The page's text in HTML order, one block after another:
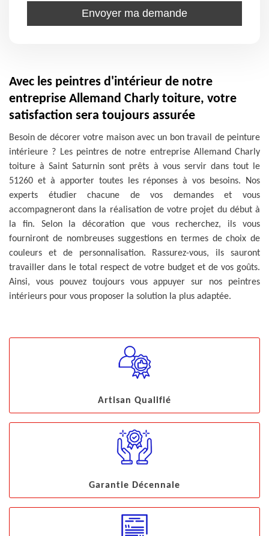
Avec les peintres d'intérieur de notre
entreprise Allemand Charly toiture, votre
satisfaction sera toujours assurée
Besoin de décorer votre maison avec un bon travail de peinture
intérieure ? Les peintres de notre entreprise Allemand Charly
toiture à Saint Saturnin sont prêts à vous servir dans tout le
51260 et à apporter toutes les réponses à vos besoins. Nos
experts étudier chacune de vos demandes et vous
accompagneront dans la réalisation de votre projet du début à
la fin. Selon la décoration que vous recherchez, ils vous
fourniront de nombreuses suggestions en termes de choix de
couleurs et de personnalisation. Rassurez-vous, ils sauront
travailler dans le total respect de votre budget et de vos goûts.
Ainsi, vous pouvez toujours vous appuyer sur nos peintres
intérieurs pour vous proposer la solution la plus adaptée.
Artisan Qualifié
Garantie Décennale